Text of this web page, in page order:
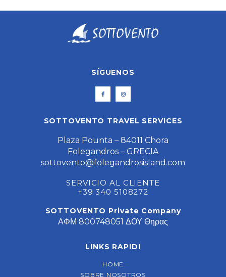
SÍGUENOS
SOTTOVENTO TRAVEL SERVICES
Plaza Pounta – 84011 Chora
Folegandros – GRECIA
sottovento@folegandrosisland.com
SERVICIO AL CLIENTE
+39 340 5108272
SOTTOVENTO Private Company
ΑΦΜ 800748051 ΔΟΥ Θηρας
LINKS RAPIDI
HOME
SOBRE NOSOTROS